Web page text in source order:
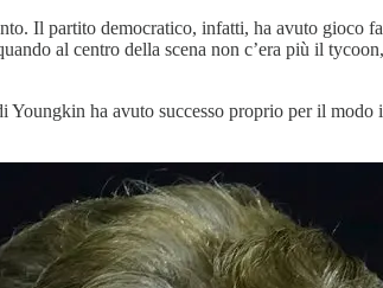
Il partito democratico, infatti, ha avuto gioco
al centro della scena non c’era più il
ha avuto successo proprio per il